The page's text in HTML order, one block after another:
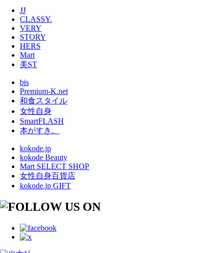
JJ
CLASSY.
VERY
STORY
HERS
Mart
美ST
bis
Premium-K.net
和食スタイル
女性自身
SmartFLASH
本がすき。
kokode.jp
kokode Beauty
Mart SELECT SHOP
女性自身百貨店
kokode.jp GIFT